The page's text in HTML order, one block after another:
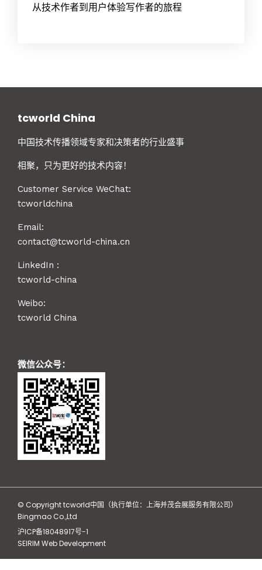
从技术作者到用户体验写作者的旅程
tcworld China
中国技术传播领域专家和决策者的行业盛事
相聚，只为更好的技术内容！
Customer Service WeChat:
tcworldchina
Email:
contact@tcworld-china.cn
LinkedIn :
tcworld-china
Weibo:
tcworld China
微信公众号：
© Copyright tcworld中国（执行单位：上海并茂会展服务有限公司）
Bingmao Co.,Ltd
沪ICP备18048917号-1
SEIRIM Web Development